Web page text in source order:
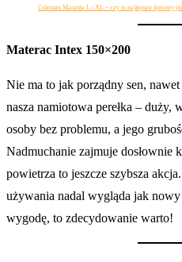
Coleman Maranta L i XL – czy to najlepsze śpiwory
Materac Intex 150×200
Nie ma to jak porządny sen,
nasza namiotowa perełka – duży,
osoby bez problemu, a jego
Nadmuchanie zajmuje dosłownie
powietrza to jeszcze szybsza
używania nadal wygląda jak nowy
wygodę, to zdecydowanie warto!